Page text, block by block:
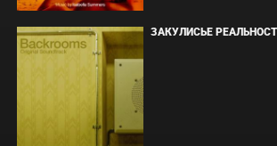
ЗАКУЛИСЬЕ